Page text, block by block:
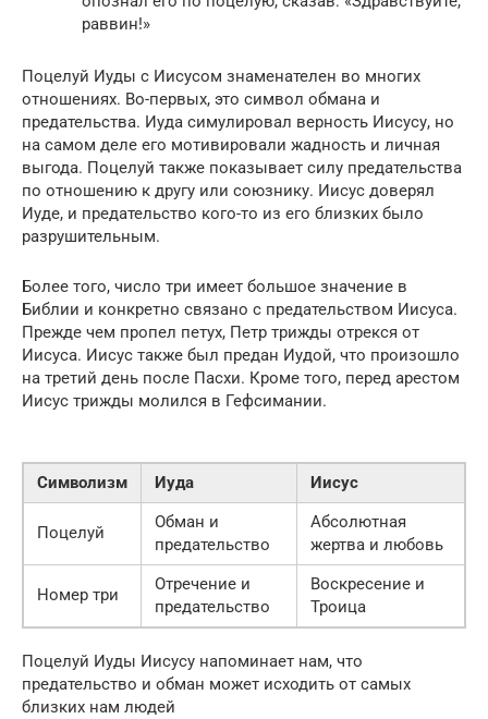
раввин!»
Поцелуй Иуды с Иисусом знаменателен во многих
отношениях. Во-первых, это символ обмана и
предательства. Иуда симулировал верность Иисусу, но
на самом деле его мотивировали жадность и личная
выгода. Поцелуй также показывает силу предательства
по отношению к другу или союзнику. Иисус доверял
Иуде, и предательство кого-то из его близких было
разрушительным.
Более того, число три имеет большое значение в
Библии и конкретно связано с предательством Иисуса.
Прежде чем пропел петух, Петр трижды отрекся от
Иисуса. Иисус также был предан Иудой, что произошло
на третий день после Пасхи. Кроме того, перед арестом
Иисус трижды молился в Гефсимании.
Символизм Иуда Иисус
Поцелуй
Обман и
предательство
Абсолютная
жертва и любовь
Номер три
Отречение и
предательство
Воскресение и
Троица
Поцелуй Иуды Иисусу напоминает нам, что
предательство и обман может исходить от самых
близких нам людей